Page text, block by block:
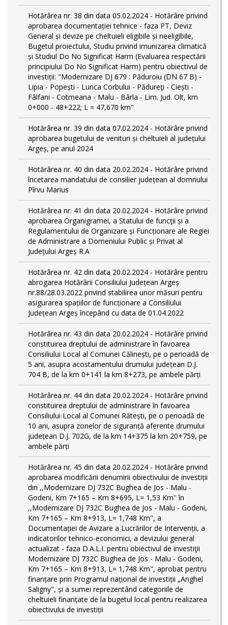
Hotărârea nr. 38 din data 05.02.2024 - Hotărâre privind
aprobarea documentației tehnice - faza PT, Deviz
General și devize pe cheltuieli eligibile și neeligibile,
Bugetul proiectului, Studiu privind imunizarea climatică
și Studiul Do No Significat Harm (Evaluarea respectării
principiului Do No Significat Harm) pentru obiectivul de
investiții: "Modernizare DJ 679 : Păduroiu (DN 67 B) -
Lipia - Popești - Lunca Corbului - Pădureţi - Ciești -
Fâlfani - Cotmeana - Malu - Bârla - Lim. Jud. Olt, km
0+000 - 48+222; L = 47,670 km"
Hotărârea nr. 39 din data 07.02.2024 - Hotărâre privind
aprobarea bugetului de venituri și cheltuieli al județului
Argeș, pe anul 2024
Hotărârea nr. 40 din data 20.02.2024 - Hotărâre privind
încetarea mandatului de consilier județean al domnului
Pîrvu Marius
Hotărârea nr. 41 din data 20.02.2024 - Hotărâre privind
aprobarea Organigramei, a Statului de funcţii și a
Regulamentului de Organizare și Funcționare ale Regiei
de Administrare a Domeniului Public și Privat al
Județului Argeș R.A
Hotărârea nr. 42 din data 20.02.2024 - Hotărâre pentru
abrogarea Hotărârii Consiliului Județean Argeș
nr.88/28.03.2022 privind stabilirea unor măsuri pentru
asigurarea spațiilor de funcționare a Consiliului
Județean Argeș începând cu data de 01.04.2022
Hotărârea nr. 43 din data 20.02.2024 - Hotărâre privind
constituirea dreptului de administrare în favoarea
Consiliului Local al Comunei Călinești, pe o perioadă de
5 ani, asupra acostamentului drumului județean D.J.
704 B, de la km 0+141 la km 8+273, pe ambele părți
Hotărârea nr. 44 din data 20.02.2024 - Hotărâre privind
constituirea dreptului de administrare în favoarea
Consiliului Local al Comunei Rătești, pe o perioadă de
10 ani, asupra zonelor de siguranță aferente drumului
județean D.J. 702G, de la km 14+375 la km 20+759, pe
ambele părți
Hotărârea nr. 45 din data 20.02.2024 - Hotărâre privind
aprobarea modificării denumirii obiectivului de investiții
din ,,Modernizare DJ 732C Bughea de Jos - Malu -
Godeni, Km 7+165 – Km 8+695, L= 1,53 Km'' în
,,Modernizare DJ 732C Bughea de Jos - Malu - Godeni,
Km 7+165 – Km 8+913, L= 1,748 Km", a
Documentației de Avizare a Lucrărilor de Intervenții, a
indicatorilor tehnico-economici, a devizului general
actualizat - faza D.A.L.I. pentru obiectivul de investiţii
Modernizare DJ 732C Bughea de Jos - Malu - Godeni,
Km 7+165 – Km 8+913, L= 1,748 Km", aprobat pentru
finanțare prin Programul național de investiții „Anghel
Saligny", și a sumei reprezentând categoriile de
cheltuieli finanțate de la bugetul local pentru realizarea
obiectivului de investiții